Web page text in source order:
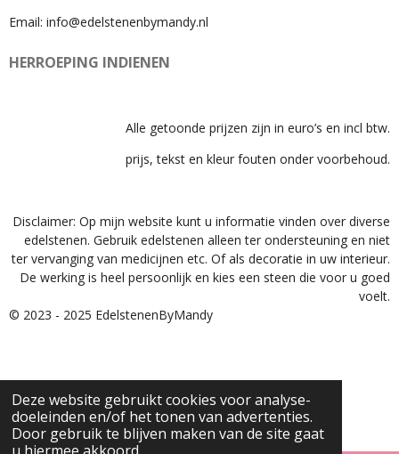
Deze website gebruikt cookies voor analyse-
doeleinden en/of het tonen van advertenties.
Door gebruik te blijven maken van de site gaat
Email: info@edelstenenbymandy.nl
HERROEPING INDIENEN
Alle getoonde prijzen zijn in euro’s en incl btw.
prijs, tekst en kleur fouten onder voorbehoud.
Disclaimer: Op mijn website kunt u informatie vinden over diverse
edelstenen. Gebruik edelstenen alleen ter ondersteuning en niet
ter vervanging van medicijnen etc. Of als decoratie in uw interieur.
De werking is heel persoonlijk en kies een steen die voor u goed
voelt.
© 2023 - 2025 EdelstenenByMandy